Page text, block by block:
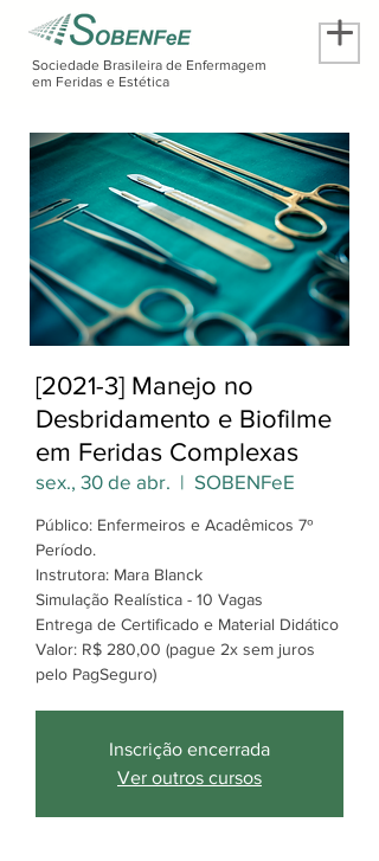
Sociedade Brasileira de Enfermagem
em Feridas e Estética
[2021-3] Manejo no
Desbridamento e Biofilme
em Feridas Complexas
sex., 30 de abr.
  |
SOBENFeE
Público: Enfermeiros e Acadêmicos 7º
Período.
Instrutora: Mara Blanck
Simulação Realística - 10 Vagas
Entrega de Certificado e Material Didático
Valor: R$ 280,00 (pague 2x sem juros
pelo PagSeguro)
Inscrição encerrada
Ver outros cursos